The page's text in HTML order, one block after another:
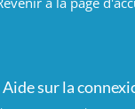
Aide sur la